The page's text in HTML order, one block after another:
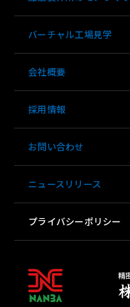
バーチャル工場見学
会社概要
採用情報
お問い合わせ
ニュースリリース
プライバシーポリシー